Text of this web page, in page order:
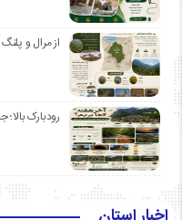
از مرال و
رودبارک